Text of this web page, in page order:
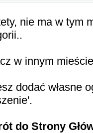
nie ma w tym
w innym
dodać własne
do Strony